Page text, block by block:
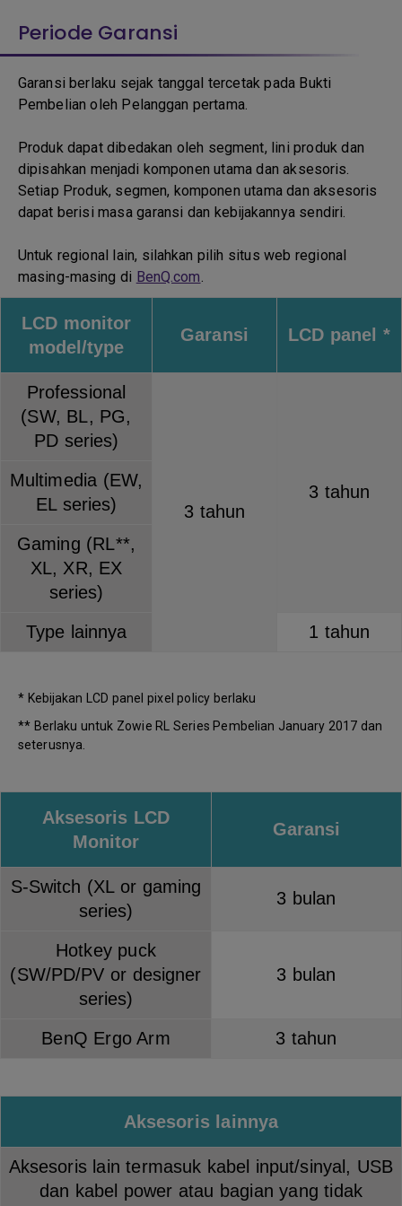
Periode Garansi
Garansi berlaku sejak tanggal tercetak pada Bukti
Pembelian oleh Pelanggan pertama.
Produk dapat dibedakan oleh segment, lini produk dan
dipisahkan menjadi komponen utama dan aksesoris.
Setiap Produk, segmen, komponen utama dan aksesoris
dapat berisi masa garansi dan kebijakannya sendiri.
Untuk regional lain, silahkan pilih situs web regional
masing-masing di BenQ.com.
LCD monitor
model/type
Garansi LCD panel *
Professional
(SW, BL, PG,
PD series)
3 tahun
3 tahun
Multimedia (EW,
EL series)
Gaming (RL**,
XL, XR, EX
series)
Type lainnya
1 tahun
* Kebijakan LCD panel pixel policy berlaku
** Berlaku untuk Zowie RL Series Pembelian January 2017 dan
seterusnya.
Aksesoris LCD
Monitor
Garansi
S-Switch (XL or gaming
series)
3 bulan
Hotkey puck
(SW/PD/PV or designer
series)
3 bulan
BenQ Ergo Arm 3 tahun
Aksesoris lainnya
Aksesoris lain termasuk kabel input/sinyal, USB
dan kabel power atau bagian yang tidak